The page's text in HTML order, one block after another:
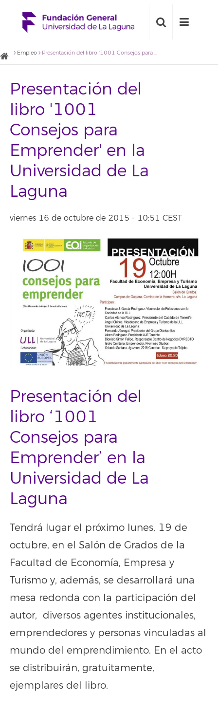
Empleo Presentación del libro '1001 Consejos para Emprender' en la Universidad de La Laguna
Presentación del
libro '1001
Consejos para
Emprender' en la
Universidad de La
Laguna
viernes 16 de octubre de 2015 - 10:51 CEST
Presentación del
libro ‘1001
Consejos para
Emprender’ en la
Universidad de La
Laguna
Tendrá lugar el próximo lunes, 19 de
octubre, en el Salón de Grados de la
Facultad de Economía, Empresa y
Turismo y, además, se desarrollará una
mesa redonda con la participación del
autor, diversos agentes institucionales,
emprendedores y personas vinculadas al
mundo del emprendimiento. En el acto
se distribuirán, gratuitamente,
ejemplares del libro.